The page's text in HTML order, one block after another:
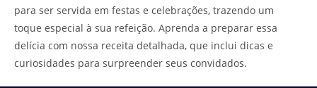
para ser servida em festas e celebrações, trazendo um
toque especial à sua refeição. Aprenda a preparar essa
delícia com nossa receita detalhada, que inclui dicas e
curiosidades para surpreender seus convidados.